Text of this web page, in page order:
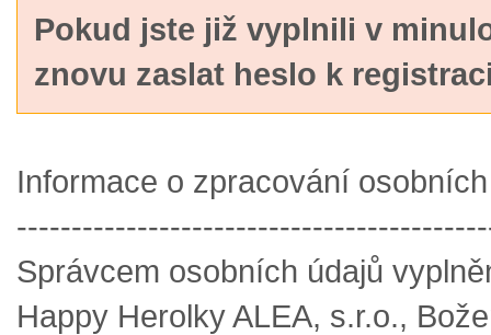
Pokud jste již vyplnili v
znovu zaslat heslo k
Informace o zpracování
Správcem osobních údajů
Happy Herolky ALEA, s.r.o.,